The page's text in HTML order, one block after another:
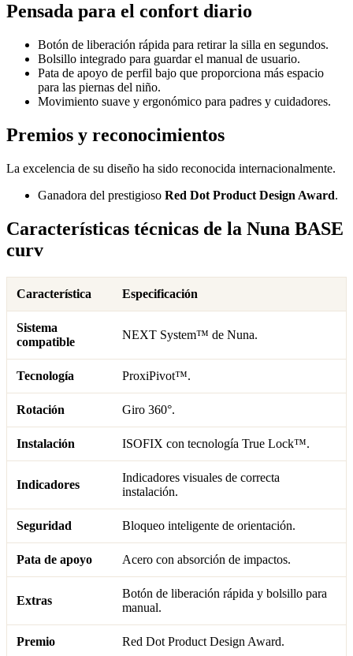
Pensada para el confort diario
Botón de liberación rápida para retirar la silla en segundos.
Bolsillo integrado para guardar el manual de usuario.
Pata de apoyo de perfil bajo que proporciona más espacio
para las piernas del niño.
Movimiento suave y ergonómico para padres y cuidadores.
Premios y reconocimientos
La excelencia de su diseño ha sido reconocida internacionalmente.
Ganadora del prestigioso Red Dot Product Design Award.
Características técnicas de la Nuna BASE
curv
Característica Especificación
Sistema
compatible
NEXT System™ de Nuna.
Tecnología ProxiPivot™.
Rotación Giro 360°.
Instalación ISOFIX con tecnología True Lock™.
Indicadores
Indicadores visuales de correcta
instalación.
Seguridad Bloqueo inteligente de orientación.
Pata de apoyo Acero con absorción de impactos.
Extras
Botón de liberación rápida y bolsillo para
manual.
Premio Red Dot Product Design Award.